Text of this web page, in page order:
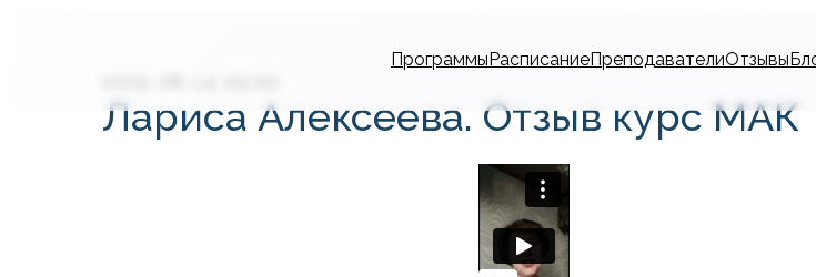
ПрограммыРасписаниеПреподавателиОтзывы
Лариса Алексеева. Отзыв курс МАК